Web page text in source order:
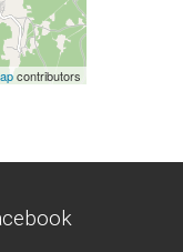
contributors